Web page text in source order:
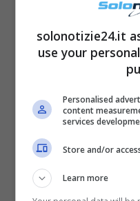
Insomma, nella Casa
la parola d’ordine
d’altronde, in
solonotizie24.it
use your
Personalised
content
services
Store and/or
Learn more